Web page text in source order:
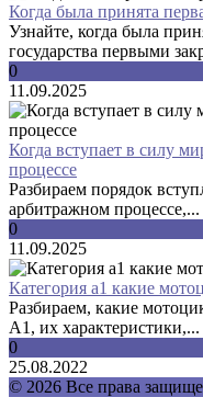
Когда была принята
Узнайте, когда была
государства первыми
0
11.09.2025
Когда вступает в силу
процессе
Разбираем порядок
арбитражном процессе,...
0
11.09.2025
Категория а1 какие
Разбираем, какие
А1, их характеристики,...
0
25.08.2022
© 2026 Все права